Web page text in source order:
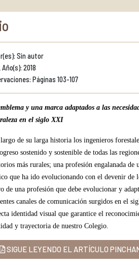
Sin autor
Año(s): 2018
Páginas 103-107
y una marca adaptados a las
en el siglo XXI
de su larga historia los ingenieros
sostenido y sostenible de todas las
más rurales; una profesión engalanada
que ha ido evolucionando con el devenir de
de una profesión que debe evolucionar y
canales de comunicación surgidos en el
identidad visual que garantice el
y trayectoria de nuestro Colegio.
SIGUE LEYENDO EL ARTÍCULO